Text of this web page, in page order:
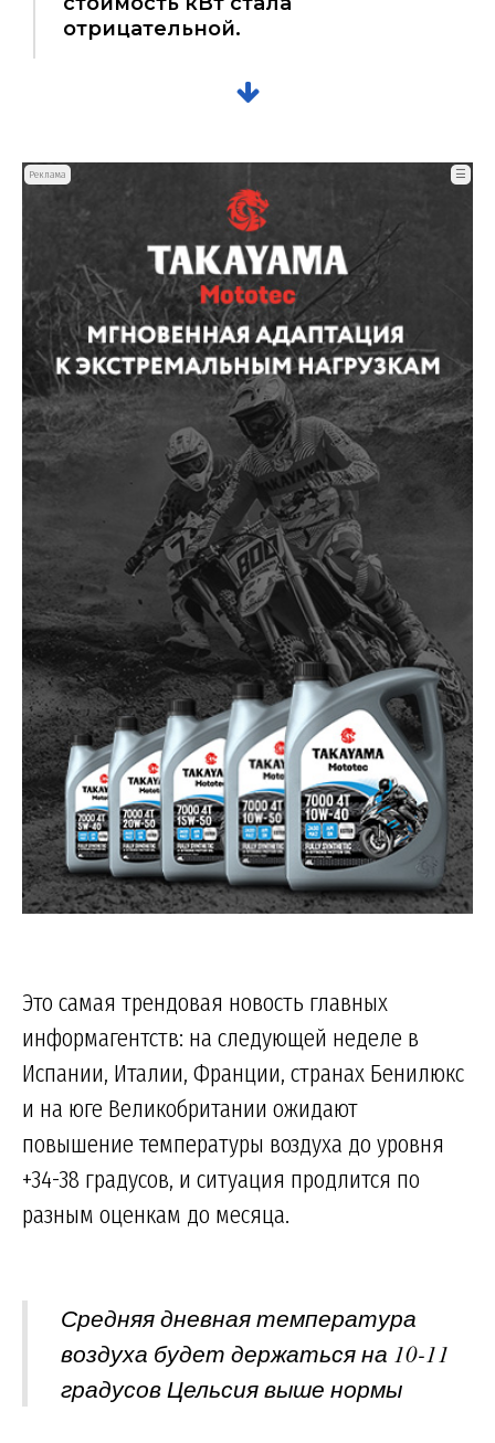
отрицательной.
Реклама ☰
Это самая трендовая новость главных
информагентств: на следующей неделе в
Испании, Италии, Франции, странах Бенилюкс
и на юге Великобритании ожидают
повышение температуры воздуха до уровня
+34-38 градусов, и ситуация продлится по
разным оценкам до месяца.
Средняя дневная температура
воздуха будет держаться на 10-11
градусов Цельсия выше нормы